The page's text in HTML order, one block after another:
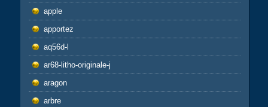
apple
apportez
aq56d-l
ar68-litho-originale-j
aragon
arbre